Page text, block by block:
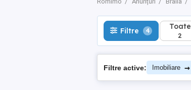
Filtre 4 Toate
2
Filtre active: Imobiliare →